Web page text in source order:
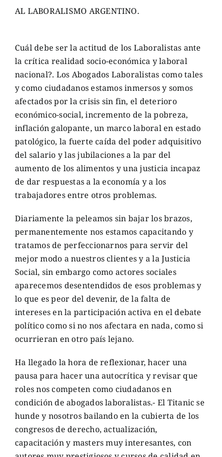
AL LABORALISMO ARGENTINO.
Cuál debe ser la actitud de los Laboralistas ante
la crítica realidad socio-económica y laboral
nacional?. Los Abogados Laboralistas como tales
y como ciudadanos estamos inmersos y somos
afectados por la crisis sin fin, el deterioro
económico-social, incremento de la pobreza,
inflación galopante, un marco laboral en estado
patológico, la fuerte caída del poder adquisitivo
del salario y las jubilaciones a la par del
aumento de los alimentos y una justicia incapaz
de dar respuestas a la economía y a los
trabajadores entre otros problemas.
Diariamente la peleamos sin bajar los brazos,
permanentemente nos estamos capacitando y
tratamos de perfeccionarnos para servir del
mejor modo a nuestros clientes y a la Justicia
Social, sin embargo como actores sociales
aparecemos desentendidos de esos problemas y
lo que es peor del devenir, de la falta de
intereses en la participación activa en el debate
político como si no nos afectara en nada, como si
ocurrieran en otro país lejano.
Ha llegado la hora de reflexionar, hacer una
pausa para hacer una autocrítica y revisar que
roles nos competen como ciudadanos en
condición de abogados laboralistas.- El Titanic se
hunde y nosotros bailando en la cubierta de los
congresos de derecho, actualización,
capacitación y masters muy interesantes, con